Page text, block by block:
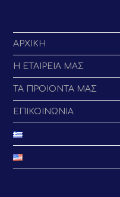
ΑΡΧΙΚΗ
Η ΕΤΑΙΡΕΙΑ ΜΑΣ
ΤΑ ΠΡΟΙΟΝΤΑ ΜΑΣ
ΕΠΙΚΟΙΝΩΝΙΑ